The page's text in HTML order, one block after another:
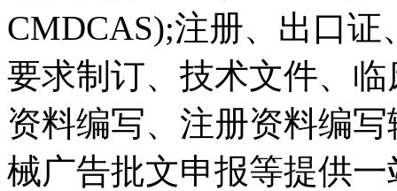
CMDCAS);注册、出口
要求制订、技术文件、
资料编写、注册资料编
械广告批文申报等提供